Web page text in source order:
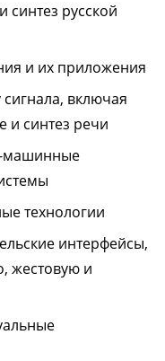
русской
и их приложения
включая
и синтез речи
машинные
технологии
интерфейсы,
жестовую и